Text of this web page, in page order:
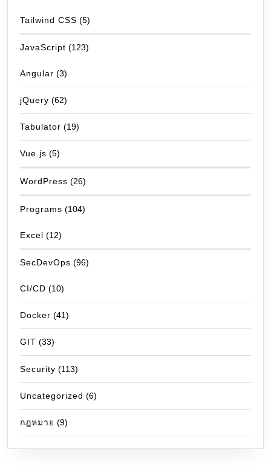
Tailwind CSS (5)
JavaScript (123)
Angular (3)
jQuery (62)
Tabulator (19)
Vue.js (5)
WordPress (26)
Programs (104)
Excel (12)
SecDevOps (96)
CI/CD (10)
Docker (41)
GIT (33)
Security (113)
Uncategorized (6)
กฎหมาย (9)